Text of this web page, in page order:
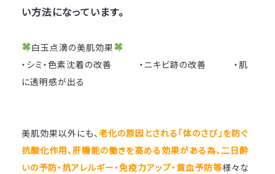
い方法になっています。
白玉点滴の美肌効果
・シミ・色素沈着の改善 ・ニキビ跡の改善 ・肌
に透明感が出る
美肌効果以外にも、老化の原因とされる「体のさび」を防ぐ
抗酸化作用、肝機能の働きを高める効果がある為、二日酔
いの予防・抗アレルギー・免疫力アップ・貧血予防等様々な